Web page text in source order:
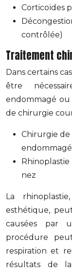
Corticoïdes
contrôlée)
Traitement
Dans certains
être
endommagé ou
de chirurgie
Chirurgie
endommagé
nez
La
esthétique,
causées par
procédure
respiration et
résultats de